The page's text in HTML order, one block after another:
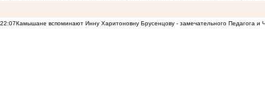
22:07Камышане вспоминают Инну Харитоновну Брусенцову - замечательного Педагога и